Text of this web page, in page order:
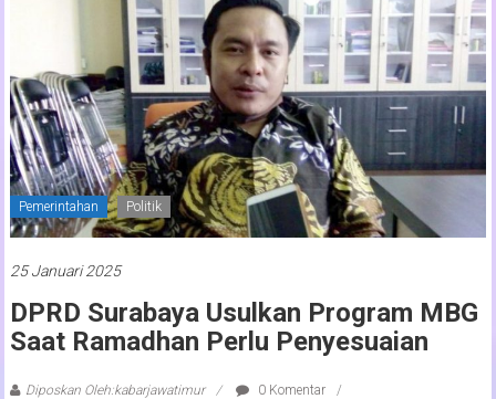
Jawa
Timur
Pemerintahan Politik
25 Januari 2025
DPRD Surabaya Usulkan Program MBG
Saat Ramadhan Perlu Penyesuaian
Diposkan Oleh:kabarjawatimur
0 Komentar